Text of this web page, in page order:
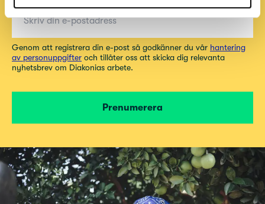
Genom att registrera din e-post så godkänner du vår hantering
av personuppgifter och tillåter oss att skicka dig relevanta
nyhetsbrev om Diakonias arbete.
Prenumerera